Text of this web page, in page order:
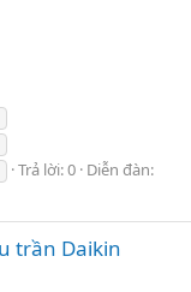
Trả lời: 0 Diễn đàn:
trần Daikin